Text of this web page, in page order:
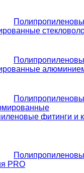
фитинги и
PRO